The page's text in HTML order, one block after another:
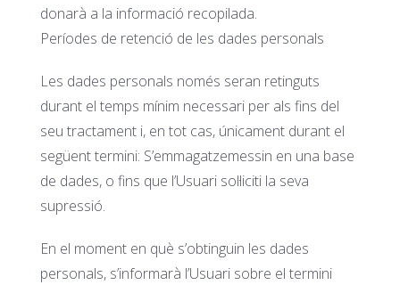
donarà a la informació recopilada.
Períodes de retenció de les dades personals
Les dades personals només seran retinguts
durant el temps mínim necessari per als fins del
seu tractament i, en tot cas, únicament durant el
següent termini: S’emmagatzemessin en una base
de dades, o fins que l’Usuari sol·liciti la seva
supressió.
En el moment en què s’obtinguin les dades
personals, s’informarà l’Usuari sobre el termini